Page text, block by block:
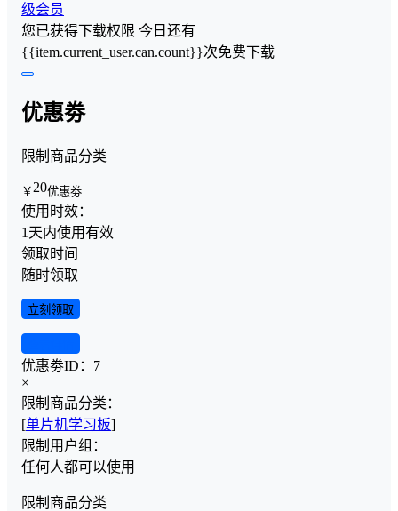
级会员
您已获得下载权限 今日还有
{{item.current_user.can.count}}次免费下载
优惠劵
限制商品分类
￥ 20优惠劵
使用时效：
1天内使用有效
领取时间
随时领取
立刻领取
优惠劵ID： 7
×
限制商品分类：
[单片机学习板]
限制用户组：
任何人都可以使用
限制商品分类